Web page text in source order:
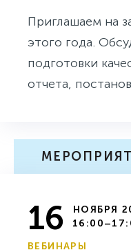
Приглашаем на
этого года.
подготовки
отчета,
16
НОЯБРЯ
ВЕБИНАРЫ